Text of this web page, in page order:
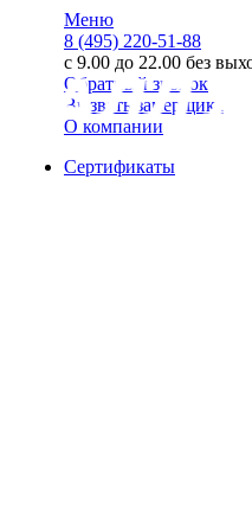
Меню
8 (495) 220-51-88
с 9.00 до 22.00 без
Обратный звонок
Вызвать замерщика
О компании
Сертификаты